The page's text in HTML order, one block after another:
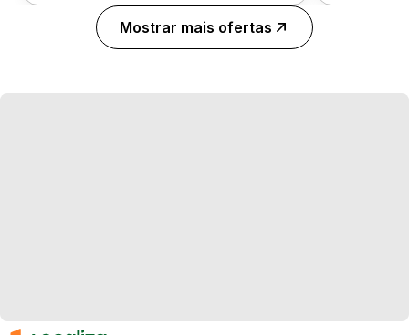
Mostrar mais ofertas